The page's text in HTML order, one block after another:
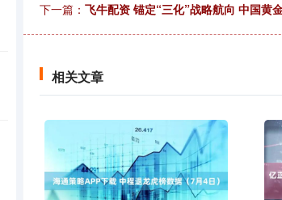
下一篇： 飞牛配资 锚定“三化”战略航向 中国黄
相关文章